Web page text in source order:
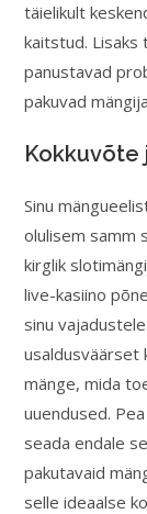
täielikult
kaitstud. Lisaks
panustavad
pakuvad
Kokkuvõte
Sinu
olulisem samm
kirglik
live-kasiino
sinu
usaldusväärset
mänge, mida
uuendused.
seada endale
pakutavaid
selle ideaalse